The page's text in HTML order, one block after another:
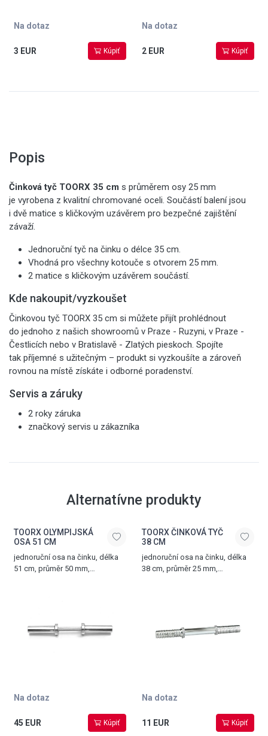
Na dotaz
3 EUR Kúpiť
Na dotaz
2 EUR Kúpiť
Popis
Činková tyč TOORX 35 cm s průměrem osy 25 mm
je vyrobena z kvalitní chromované oceli. Součástí balení jsou
i dvě matice s kličkovým uzávěrem pro bezpečné zajištění
závaží.
Jednoruční tyč na činku o délce 35 cm.
Vhodná pro všechny kotouče s otvorem 25 mm.
2 matice s kličkovým uzávěrem součástí.
Kde nakoupit/vyzkoušet
Činkovou tyč TOORX 35 cm si můžete přijít prohlédnout
do jednoho z našich showroomů v Praze - Ruzyni, v Praze -
Čestlicích nebo v Bratislavě - Zlatých pieskoch. Spojíte
tak příjemné s užitečným – produkt si vyzkoušíte a zároveň
rovnou na místě získáte i odborné poradenství.
Servis a záruky
2 roky záruka
značkový servis u zákazníka
Alternatívne produkty
TOORX OLYMPIJSKÁ
OSA 51 CM
jednoruční osa na činku, délka
51 cm, průměr 50 mm,
Na dotaz
45 EUR Kúpiť
TOORX ČINKOVÁ TYČ
38 CM
jednoruční osa na činku, délka
38 cm, průměr 25 mm,
Na dotaz
11 EUR Kúpiť